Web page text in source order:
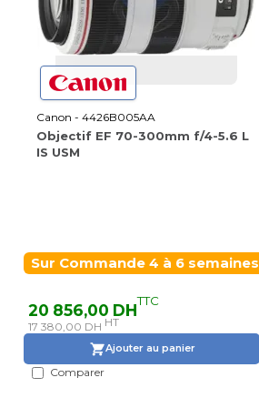
Canon - 4426B005AA
Objectif EF 70-300mm f/4-5.6 L
IS USM
Sur Commande 4 à 6 semaines
20 856,00 DHTTC
17 380,00 DH HT
Ajouter au panier
Comparer